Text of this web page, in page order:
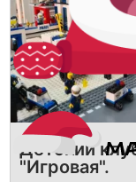
Детский
"Игровая".